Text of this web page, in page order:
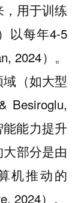
用于训练
以每年4-5
2024）。
（如大型
Besiroglu,
能能力提升
部分是由
机推动的
2024）。